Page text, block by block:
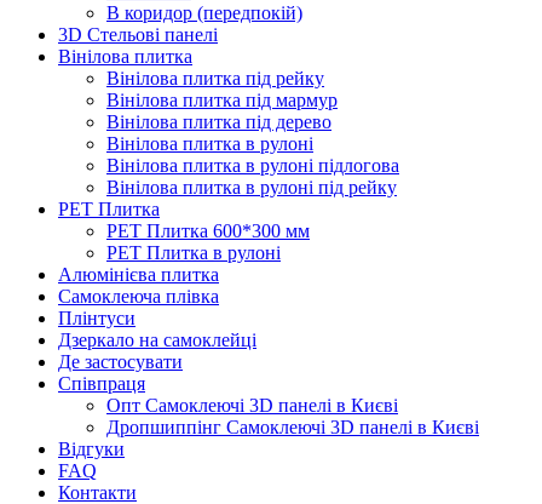
В коридор (передпокій)
3D Стельові панелі
Вінілова плитка
Вінілова плитка під рейку
Вінілова плитка під мармур
Вінілова плитка під дерево
Вінілова плитка в рулоні
Вінілова плитка в рулоні підлогова
Вінілова плитка в рулоні під рейку
PET Плитка
PET Плитка 600*300 мм
PET Плитка в рулоні
Алюмінієва плитка
Самоклеюча плівка
Плінтуси
Дзеркало на самоклейці
Де застосувати
Співпраця
Опт Самоклеючі 3D панелі в Києві
Дропшиппінг Самоклеючі 3D панелі в Києві
Відгуки
FAQ
Контакти